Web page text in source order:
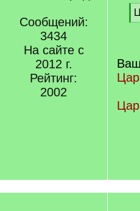
Сообщений:
3434
На сайте с
2012 г.
Рейтинг:
2002
[
q
[